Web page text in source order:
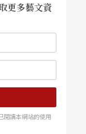
更多藝文資
閱讀本網站的使用